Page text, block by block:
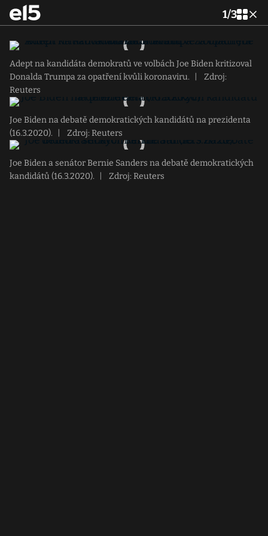
1/3
Adept na kandidáta demokratů ve volbách Joe Biden kritizoval
Donalda Trumpa za opatření kvůli koronaviru.
Zdroj:
Reuters
Joe Biden na debatě demokratických kandidátů na prezidenta
(16.3.2020).
Zdroj: Reuters
Joe Biden a senátor Bernie Sanders na debatě demokratických
kandidátů (16.3.2020).
Zdroj: Reuters